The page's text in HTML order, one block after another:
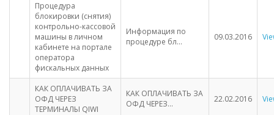
Процедура
блокировки (снятия)
контрольно-кассовой
машины в личном
кабинете на портале
оператора
фискальных данных
Информация по
процедуре бл...
09.03.2016
КАК ОПЛАЧИВАТЬ ЗА
ОФД ЧЕРЕЗ
ТЕРМИНАЛЫ QIWI
КАК ОПЛАЧИВАТЬ ЗА
ОФД ЧЕРЕЗ...
22.02.2016